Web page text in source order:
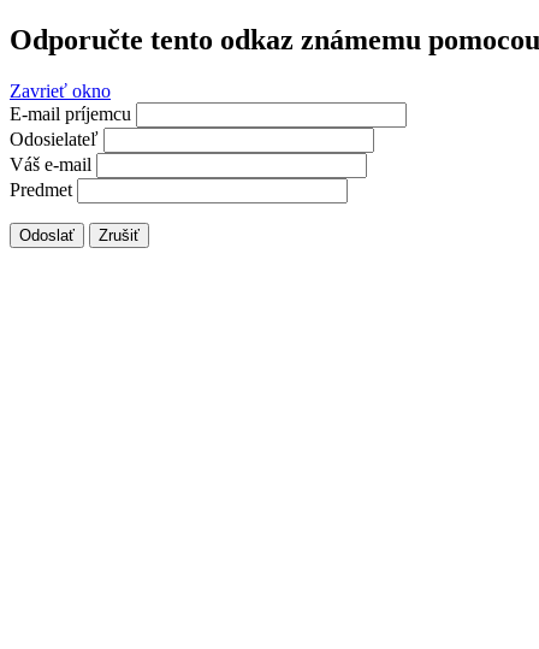
Odporučte tento odkaz známemu
Zavrieť okno
E-mail príjemcu
Odosielateľ
Váš e-mail
Predmet
Odoslať Zrušiť